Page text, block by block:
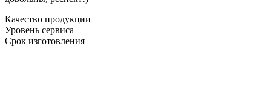
Качество продукции
Уровень сервиса
Срок изготовления